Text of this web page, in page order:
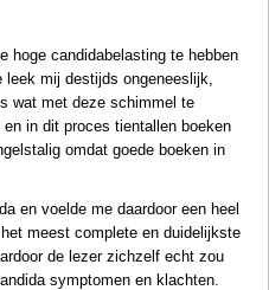
hoge candidabelasting te hebben
mij destijds ongeneeslijk,
wat met deze schimmel te
in dit proces tientallen boeken
omdat goede boeken in
en voelde me daardoor een heel
meest complete en duidelijkste
de lezer zichzelf echt zou
symptomen en klachten